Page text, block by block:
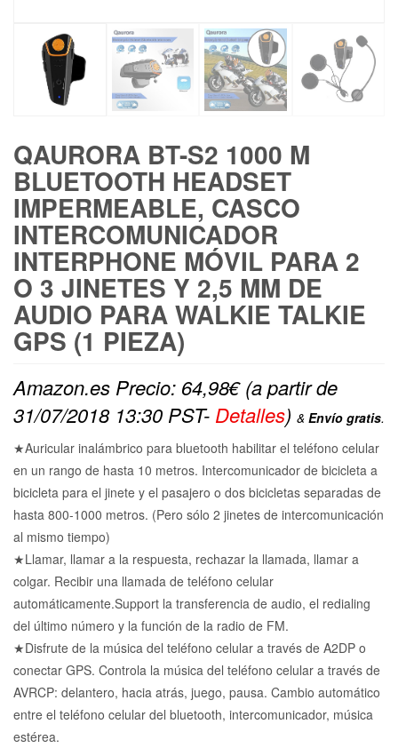
QAURORA BT-S2 1000 M
BLUETOOTH HEADSET
IMPERMEABLE, CASCO
INTERCOMUNICADOR
INTERPHONE MÓVIL PARA 2
O 3 JINETES Y 2,5 MM DE
AUDIO PARA WALKIE TALKIE
GPS (1 PIEZA)
Amazon.es Precio: 64,98€(a partir de
31/07/2018 13:30 PST- Detalles) & Envío gratis.
★Auricular inalámbrico para bluetooth habilitar el teléfono celular
en un rango de hasta 10 metros. Intercomunicador de bicicleta a
bicicleta para el jinete y el pasajero o dos bicicletas separadas de
hasta 800-1000 metros. (Pero sólo 2 jinetes de intercomunicación
al mismo tiempo)
★Llamar, llamar a la respuesta, rechazar la llamada, llamar a
colgar. Recibir una llamada de teléfono celular
automáticamente.Support la transferencia de audio, el redialing
del último número y la función de la radio de FM.
★Disfrute de la música del teléfono celular a través de A2DP o
conectar GPS. Controla la música del teléfono celular a través de
AVRCP: delantero, hacia atrás, juego, pausa. Cambio automático
entre el teléfono celular del bluetooth, intercomunicador, música
estérea.